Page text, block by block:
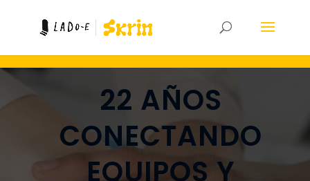
22 AÑOS
CONECTANDO
EQUIPOS Y